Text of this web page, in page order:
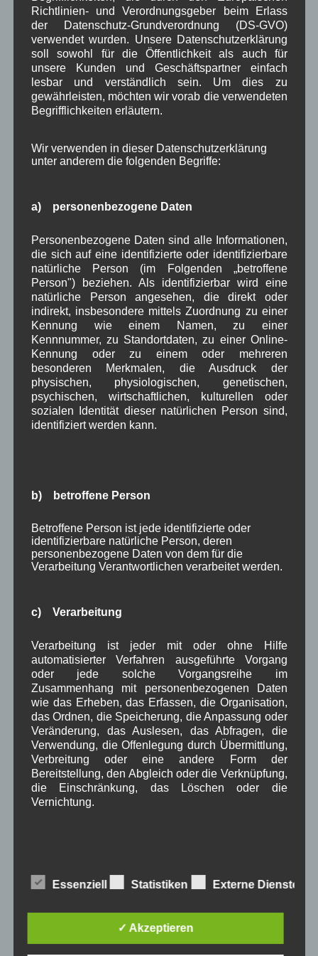
Juli 2025(9)
Juni 2025(7)
Mai 2025(3)
April 2025(8)
März 2025
(5)
Februar 2025(9)
Januar 2025(8)
Dezember 2024(7)
Oktober 2024(10)
September 2024(8)
Juni 2024(4)
April 2024
März 2024
Februar 2024
(4)
Januar 2024
(5)
Dezember 2023 (8)
November 2023(5)
Oktober 2023
(8)
September 2023(8)
August 2023
Juli 2023(8)
Juni 2023(7)
Mai 2023(8)
April 2023(10)
März 2023(5)
Oktober 2022(8)
August 2022(6)
Juli 2022(5)
Juni 2022(4)
März 2022(6)
Februar 2022
Dezember 2021(7)
November 2021(9)
Oktober 2021(8)
September 2021
(8)
August 2021 (4)
Juli 2021(10)
Juni 2021(9)
Mai 2021(5)
April 2021(4)
März 2021(3)
Februar 2021(4)
September 2020
August 2020(8)
Richtlinien- und Verordnungsgeber beim Erlass
der Datenschutz-Grundverordnung (DS-GVO)
verwendet wurden. Unsere Datenschutzerklärung
soll sowohl für die Öffentlichkeit als auch für
unsere Kunden und Geschäftspartner einfach
lesbar und verständlich sein. Um dies zu
gewährleisten, möchten wir vorab die verwendeten
Begrifflichkeiten erläutern.
Wir verwenden in dieser Datenschutzerklärung
unter anderem die folgenden Begriffe:
a) personenbezogene Daten
Personenbezogene Daten sind alle Informationen,
die sich auf eine identifizierte oder identifizierbare
natürliche Person (im Folgenden „betroffene
Person") beziehen. Als identifizierbar wird eine
natürliche Person angesehen, die direkt oder
indirekt, insbesondere mittels Zuordnung zu einer
Kennung wie einem Namen, zu einer
Kennnummer, zu Standortdaten, zu einer Online-
Kennung oder zu einem oder mehreren
besonderen Merkmalen, die Ausdruck der
physischen, physiologischen, genetischen,
psychischen, wirtschaftlichen, kulturellen oder
sozialen Identität dieser natürlichen Person sind,
identifiziert werden kann.
b) betroffene Person
Betroffene Person ist jede identifizierte oder
identifizierbare natürliche Person, deren
personenbezogene Daten von dem für die
Verarbeitung Verantwortlichen verarbeitet werden.
c) Verarbeitung
Verarbeitung ist jeder mit oder ohne Hilfe
automatisierter Verfahren ausgeführte Vorgang
oder jede solche Vorgangsreihe im
Zusammenhang mit personenbezogenen Daten
wie das Erheben, das Erfassen, die Organisation,
das Ordnen, die Speicherung, die Anpassung oder
Veränderung, das Auslesen, das Abfragen, die
Verwendung, die Offenlegung durch Übermittlung,
Verbreitung oder eine andere Form der
Bereitstellung, den Abgleich oder die Verknüpfung,
die Einschränkung, das Löschen oder die
Vernichtung.
d) Einschränkung der Verarbeitung
Ziel, ihre künftige Verarbeitung einzuschränken.
Essenziell Statistiken Externe Dienste
✓ Akzeptieren